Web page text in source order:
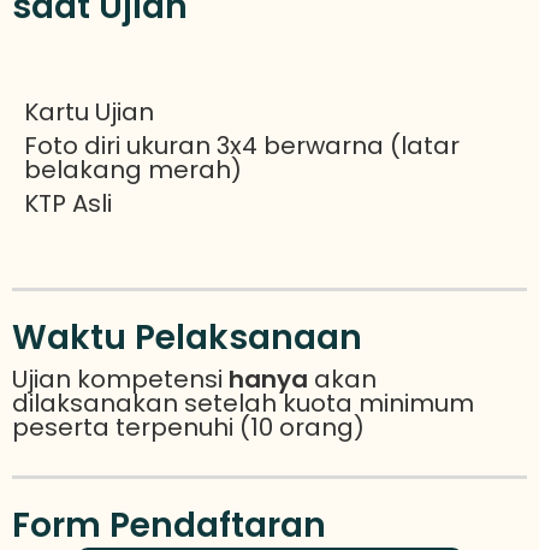
Kartu Ujian
Foto diri ukuran 3x4 berwarna (latar
belakang merah)
KTP Asli
Waktu Pelaksanaan
Ujian kompetensi hanya akan
dilaksanakan setelah kuota minimum
peserta terpenuhi (10 orang)
Form Pendaftaran